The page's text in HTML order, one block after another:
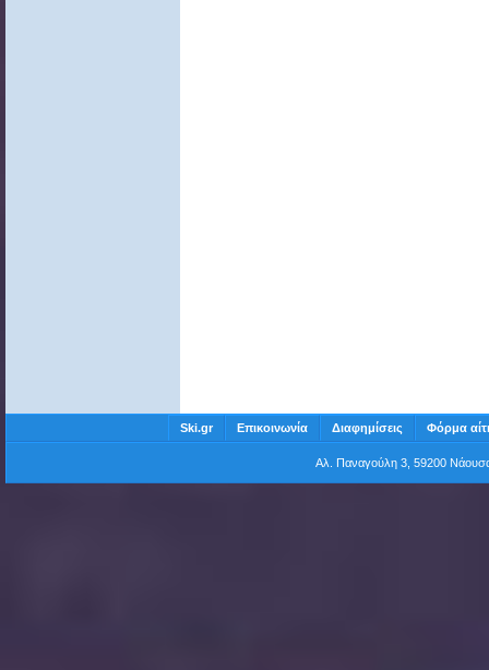
Ski.gr Επικοινωνία Διαφημίσεις Φόρμα
Αλ. Παναγούλη 3, 59200